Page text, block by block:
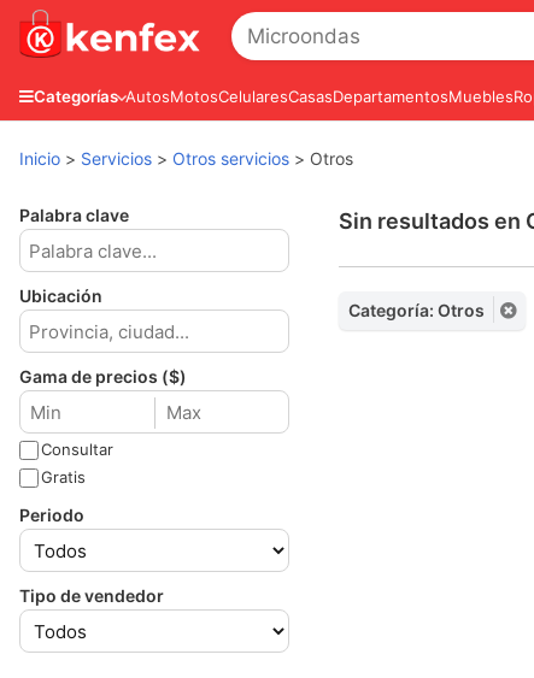
Categorías AutosMotosCelularesCasasDepartamentosMuebles
Inicio > Servicios > Otros servicios > Otros
Palabra clave
Ubicación
Gama de precios ($)
Consultar
Gratis
Periodo
Tipo de vendedor
Sin resultados en
Categoría: Otros